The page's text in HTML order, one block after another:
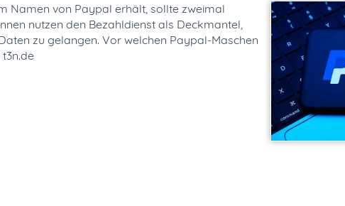
Namen von Paypal erhält, sollte zweimal
nutzen den Bezahldienst als Deckmantel,
zu gelangen. Vor welchen Paypal-Maschen